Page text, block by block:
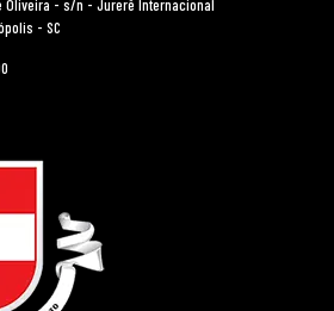
Oliveira - s/n - Jurerê Internacional
- SC